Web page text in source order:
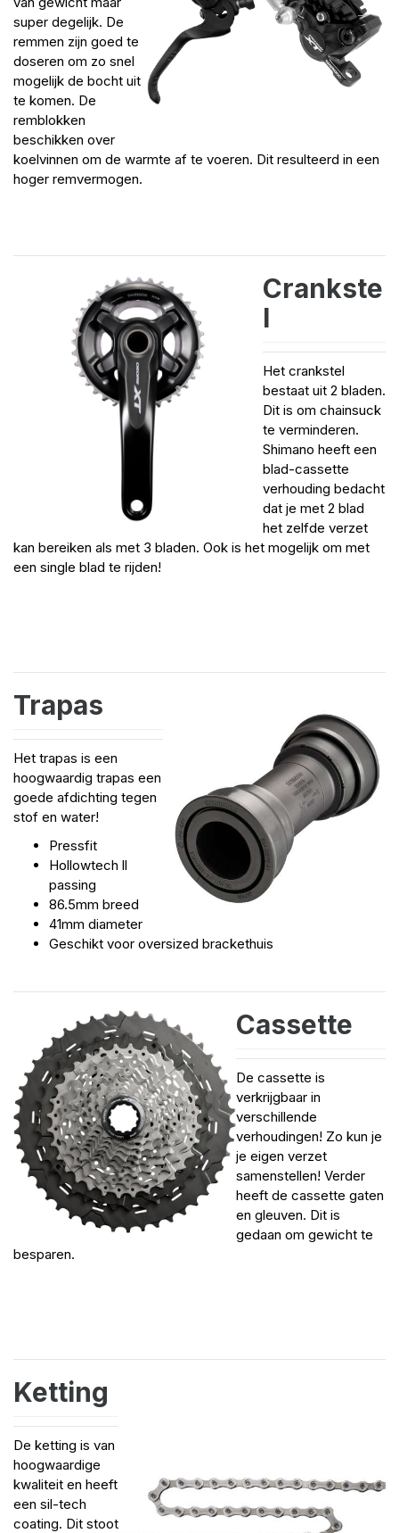
super degelijk. De
remmen zijn goed te
doseren om zo snel
mogelijk de bocht uit
te komen. De
remblokken
beschikken over
koelvinnen om de warmte af te voeren. Dit resulteerd in een
hoger remvermogen.
Crankste
l
Het crankstel
bestaat uit 2 bladen.
Dit is om chainsuck
te verminderen.
Shimano heeft een
blad-cassette
verhouding bedacht
dat je met 2 blad
het zelfde verzet
kan bereiken als met 3 bladen. Ook is het mogelijk om met
een single blad te rijden!
Trapas
Het trapas is een
hoogwaardig trapas een
goede afdichting tegen
stof en water!
Pressfit
Hollowtech ll
passing
86.5mm breed
41mm diameter
Geschikt voor oversized brackethuis
Cassette
De cassette is
verkrijgbaar in
verschillende
verhoudingen! Zo kun je
je eigen verzet
samenstellen! Verder
heeft de cassette gaten
en gleuven. Dit is
gedaan om gewicht te
besparen.
Ketting
De ketting is van
hoogwaardige
kwaliteit en heeft
een sil-tech
coating. Dit stoot